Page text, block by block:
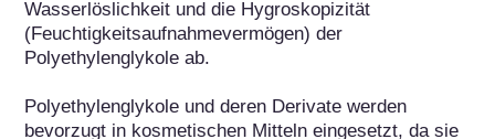
Wasserlöslichkeit und die Hygroskopizität
(Feuchtigkeitsaufnahmevermögen) der
Polyethylenglykole ab.
Polyethylenglykole und deren Derivate werden
bevorzugt in kosmetischen Mitteln eingesetzt, da sie